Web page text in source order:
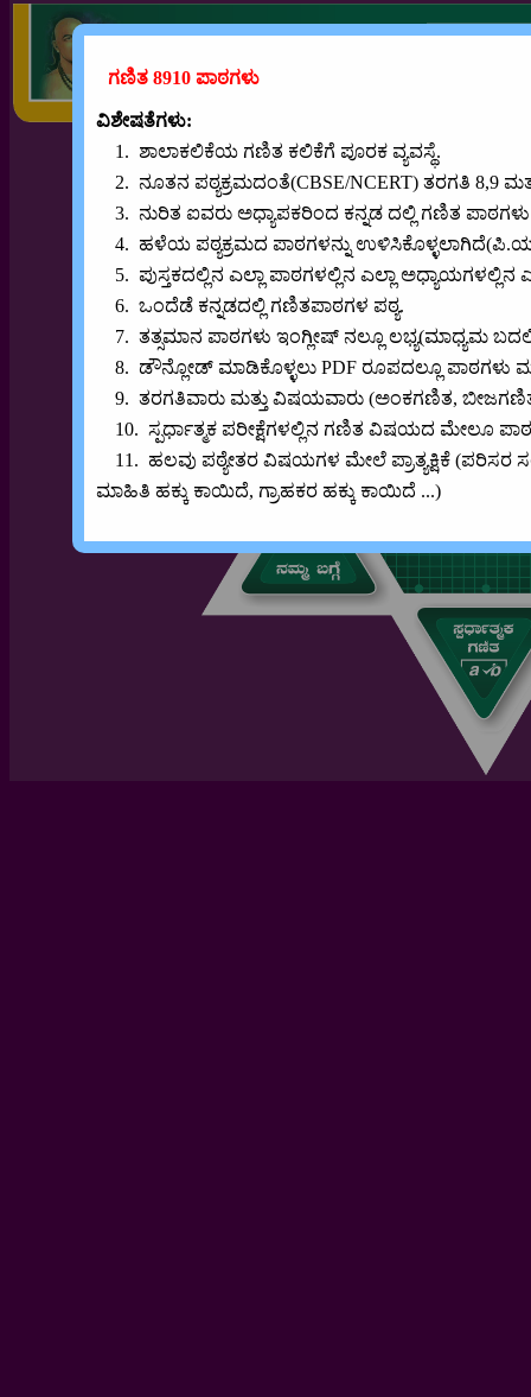
ಗಣಿತ 8910 ಪಾಠಗಳು
ವಿಶೇಷತೆಗಳು:
1. ಶಾಲಾಕಲಿಕೆಯ ಗಣಿತ ಕಲಿಕೆಗೆ ಪೂರಕ ವ್ಯವಸ್ಥೆ.
2. ನೂತನ ಪಠ್ಯಕ್ರಮದಂತೆ(CBSE/NCERT) ತರಗತಿ 8,9
3. ನುರಿತ ಐವರು ಅಧ್ಯಾಪಕರಿಂದ ಕನ್ನಡ ದಲ್ಲಿ ಗಣಿತ
4. ಹಳೆಯ ಪಠ್ಯಕ್ರಮದ ಪಾಠಗಳನ್ನು
5. ಪುಸ್ತಕದಲ್ಲಿನ ಎಲ್ಲಾ ಪಾಠಗಳಲ್ಲಿನ ಎಲ್ಲಾ
6. ಒಂದೆಡೆ ಕನ್ನಡದಲ್ಲಿ ಗಣಿತಪಾಠಗಳ ಪಠ್ಯ.
7. ತತ್ಸಮಾನ ಪಾಠಗಳು ಇಂಗ್ಲೀಷ್ ನಲ್ಲೂ ಲಭ್ಯ(ಮಾಧ್ಯಮ
8. ಡೌನ್ಲೋಡ್ ಮಾಡಿಕೊಳ್ಳಲು PDF ರೂಪದಲ್ಲೂ ಪಾಠಗಳು
9. ತರಗತಿವಾರು ಮತ್ತು ವಿಷಯವಾರು (ಅಂಕಗಣಿತ,
10. ಸ್ಪರ್ಧಾತ್ಮಕ ಪರೀಕ್ಷೆಗಳಲ್ಲಿನ ಗಣಿತ ವಿಷಯದ ಮೇಲೂ
11. ಹಲವು ಪಠ್ಯೇತರ ವಿಷಯಗಳ ಮೇಲೆ ಪ್ರಾತ್ಯಕ್ಷಿಕೆ (ಪರಿಸರ
ಮಾಹಿತಿ ಹಕ್ಕು ಕಾಯಿದೆ, ಗ್ರಾಹಕರ ಹಕ್ಕು ಕಾಯಿದೆ ...)